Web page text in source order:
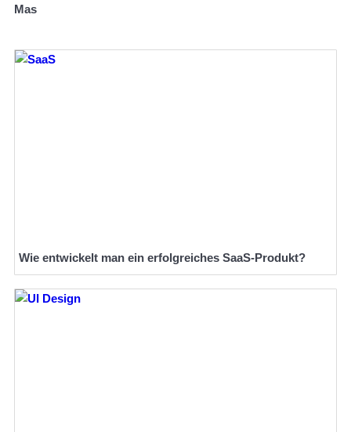
Mas
Wie entwickelt man ein erfolgreiches SaaS-Produkt?